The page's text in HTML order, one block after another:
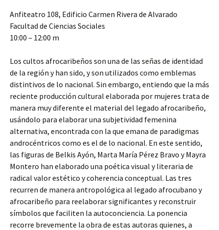
Anfiteatro 108, Edificio Carmen Rivera de Alvarado
Facultad de Ciencias Sociales
10:00 – 12:00 m
Los cultos afrocaribeños son una de las señas de identidad
de la región y han sido, y son utilizados como emblemas
distintivos de lo nacional. Sin embargo, entiendo que la más
reciente producción cultural elaborada por mujeres trata de
manera muy diferente el material del legado afrocaribeño,
usándolo para elaborar una subjetividad femenina
alternativa, encontrada con la que emana de paradigmas
androcéntricos como es el de lo nacional. En este sentido,
las figuras de Belkis Ayón, Marta María Pérez Bravo y Mayra
Montero han elaborado una poética visual y literaria de
radical valor estético y coherencia conceptual. Las tres
recurren de manera antropológica al legado afrocubano y
afrocaribeño para reelaborar significantes y reconstruir
símbolos que faciliten la autoconciencia. La ponencia
recorre brevemente la obra de estas autoras quienes, a